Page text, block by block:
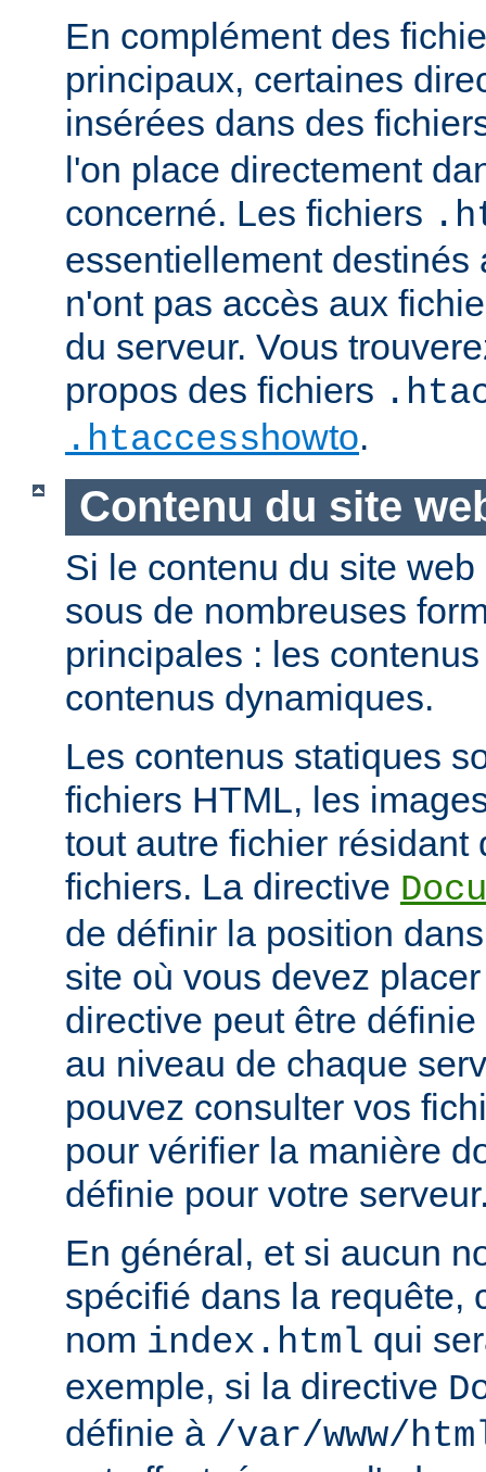
En complément des
principaux, certaines
insérées dans des
l'on place directement
concerné. Les fichiers
essentiellement destinés
n'ont pas accès aux
du serveur. Vous
propos des fichiers
.htaccesshowto.
Contenu du site
Si le contenu du site
sous de nombreuses
principales : les
contenus dynamiques.
Les contenus statiques
fichiers HTML, les
tout autre fichier résidant
fichiers. La directive
de définir la position
site où vous devez
directive peut être
au niveau de chaque
pouvez consulter vos
pour vérifier la manière
définie pour votre
En général, et si aucun
spécifié dans la requête,
nom index.html qui
exemple, si la directive
définie à /var/www/